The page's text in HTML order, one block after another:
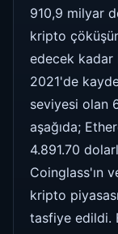
910,9 milyar
kripto
edecek kadar
2021'de
seviyesi olan
aşağıda;
4.891.70
Coinglass'ın
kripto
tasfiye edildi.